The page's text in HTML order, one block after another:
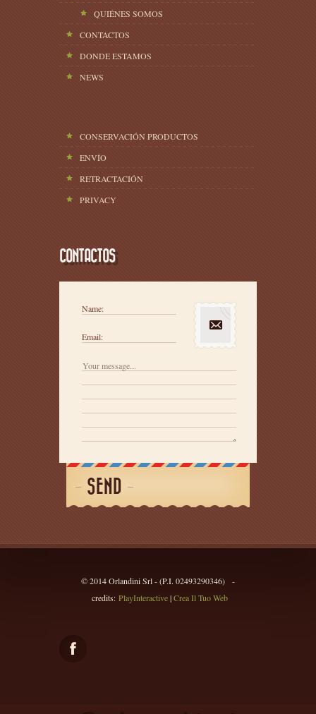
QUIÉNES SOMOS
CONTACTOS
DONDE ESTAMOS
NEWS
CONSERVACIÓN PRODUCTOS
ENVÍO
RETRACTACIÓN
PRIVACY
CONTACTOS
Name:
Email:
SEND
© 2014 Orlandini Srl - (P.I. 02493290346) -
credits: PlayInteractive|Crea Il Tuo Web